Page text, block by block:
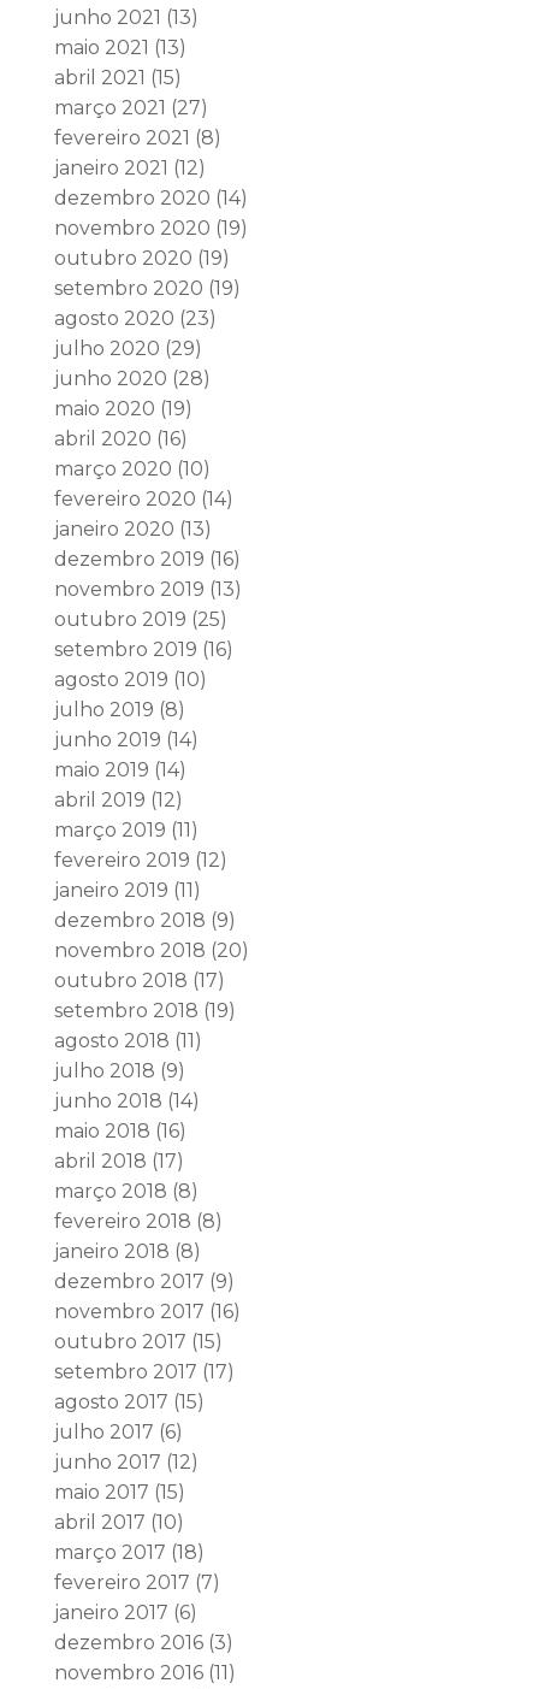
junho 2021 (13)
maio 2021 (13)
abril 2021 (15)
março 2021 (27)
fevereiro 2021 (8)
janeiro 2021 (12)
dezembro 2020 (14)
novembro 2020 (19)
outubro 2020 (19)
setembro 2020 (19)
agosto 2020 (23)
julho 2020 (29)
junho 2020 (28)
maio 2020 (19)
abril 2020 (16)
março 2020 (10)
fevereiro 2020 (14)
janeiro 2020 (13)
dezembro 2019 (16)
novembro 2019 (13)
outubro 2019 (25)
setembro 2019 (16)
agosto 2019 (10)
julho 2019 (8)
junho 2019 (14)
maio 2019 (14)
abril 2019 (12)
março 2019 (11)
fevereiro 2019 (12)
janeiro 2019 (11)
dezembro 2018 (9)
novembro 2018 (20)
outubro 2018 (17)
setembro 2018 (19)
agosto 2018 (11)
julho 2018 (9)
junho 2018 (14)
maio 2018 (16)
abril 2018 (17)
março 2018 (8)
fevereiro 2018 (8)
janeiro 2018 (8)
dezembro 2017 (9)
novembro 2017 (16)
outubro 2017 (15)
setembro 2017 (17)
agosto 2017 (15)
julho 2017 (6)
junho 2017 (12)
maio 2017 (15)
abril 2017 (10)
março 2017 (18)
fevereiro 2017 (7)
janeiro 2017 (6)
dezembro 2016(3)
novembro 2016(11)